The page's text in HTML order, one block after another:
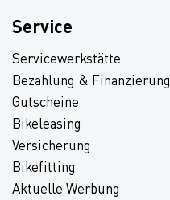
Service
Servicewerkstätte
Bezahlung & Finanzierung
Gutscheine
Bikeleasing
Versicherung
Bikefitting
Aktuelle Werbung